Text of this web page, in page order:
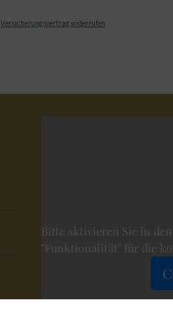
Versicherungsvertrag widerrufen
Bitte aktivieren Sie in
"Funktionalität" für die